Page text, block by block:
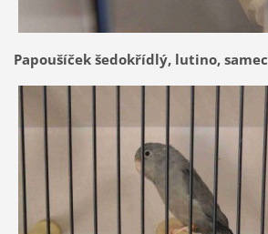
Papoušíček šedokřídlý, lutino, samec